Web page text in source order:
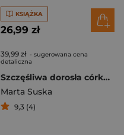
KSIĄŻKA
26,99 zł
39,99 zł - sugerowana cena
detaliczna
Szczęśliwa dorosła córka Uzdrawianie ran z dzieciństwa
Marta Suska
9,3 (4)